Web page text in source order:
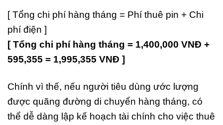
[ Tổng chi phí hàng tháng = Phí thuê pin + Chi
phí điện ]
[ Tổng chi phí hàng tháng = 1,400,000 VNĐ +
595,355 = 1,995,355 VNĐ ]
Chính vì thế, nếu người tiêu dùng ước lượng
được quãng đường di chuyển hàng tháng, có
thể dễ dàng lập kế hoạch tài chính cho việc thuê